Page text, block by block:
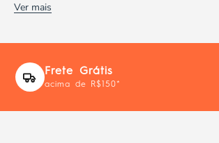
Ver mais
Frete Grátis
acima de R$150*